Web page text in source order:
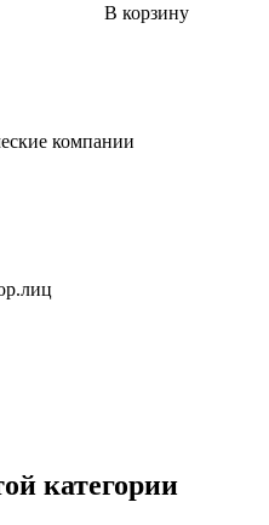
В корзину
компании
категории